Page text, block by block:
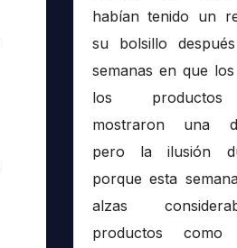
habían tenido un
su bolsillo
semanas en que
los productos
mostraron una
pero la ilusión
porque esta
alzas
productos